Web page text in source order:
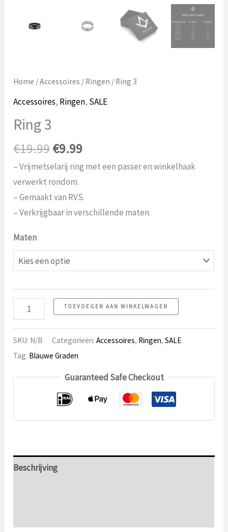
Home /Accessoires / Ringen / Ring 3
Accessoires, Ringen, SALE
Ring 3
€19.99Oorspronkelijke
prijs
was:
€19.99.
€9.99Huidige
prijs
€9.99.
– Vrijmetselarij ring met een passer en winkelhaak
verwerkt rondom.
– Gemaakt van RVS.
– Verkrijgbaar in verschillende maten.
Maten
Ring
3
aantal
TOEVOEGEN AAN WINKELWAGEN
SKU: N/B Categorieën:Accessoires, Ringen,SALE
Tag: Blauwe Graden
Guaranteed Safe Checkout
Beschrijving